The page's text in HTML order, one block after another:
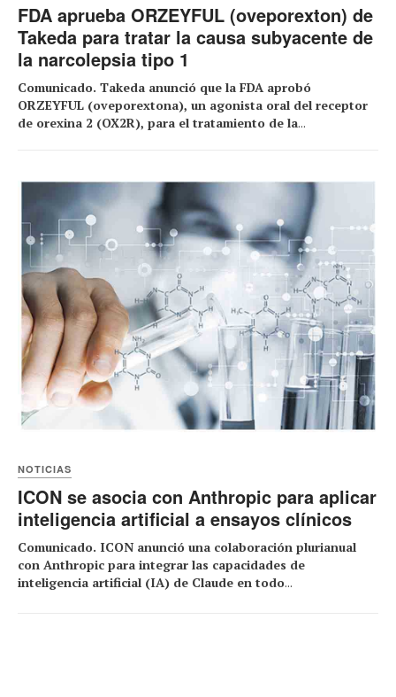
FDA aprueba ORZEYFUL (oveporexton) de
Takeda para tratar la causa subyacente de
la narcolepsia tipo 1
Comunicado. Takeda anunció que la FDA aprobó
ORZEYFUL (oveporextona), un agonista oral del receptor
de orexina 2 (OX2R), para el tratamiento de la...
NOTICIAS
ICON se asocia con Anthropic para aplicar
inteligencia artificial a ensayos clínicos
Comunicado. ICON anunció una colaboración plurianual
con Anthropic para integrar las capacidades de
inteligencia artificial (IA) de Claude en todo...